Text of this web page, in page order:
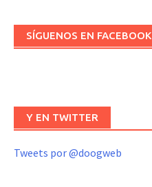
SÍGUENOS EN FACEBOOK
Y EN TWITTER
Tweets por @doogweb